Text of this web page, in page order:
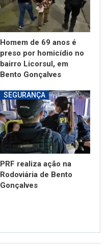
Homem de 69 anos é
preso por homicídio no
bairro Licorsul, em
Bento Gonçalves
SEGURANÇA
PRF realiza ação na
Rodoviária de Bento
Gonçalves